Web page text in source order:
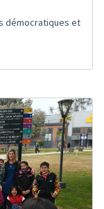
démocratiques et